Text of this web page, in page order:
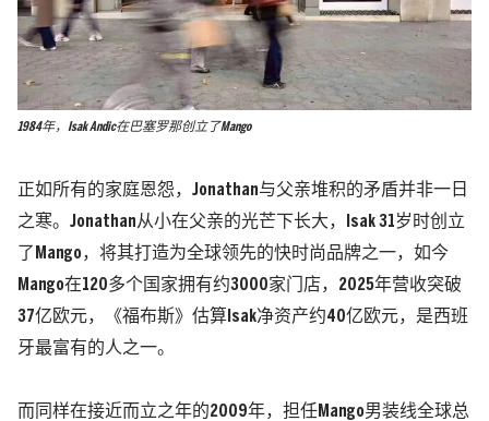
1984年，Isak Andic在巴塞罗那创立了Mango
正如所有的家庭恩怨，Jonathan与父亲堆积的矛盾并非一日
之寒。Jonathan从小在父亲的光芒下长大，Isak 31岁时创立
了Mango，将其打造为全球领先的快时尚品牌之一，如今
Mango在120多个国家拥有约3000家门店，2025年营收突破
37亿欧元，《福布斯》估算Isak净资产约40亿欧元，是西班
牙最富有的人之一。
而同样在接近而立之年的2009年，担任Mango男装线全球总